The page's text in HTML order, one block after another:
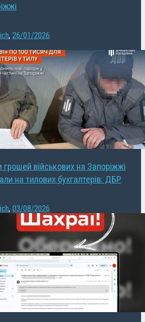
, 26/01/2026
грошей військових на Запоріжжі
на тилових бухгалтерів: ДБР
, 03/08/2026